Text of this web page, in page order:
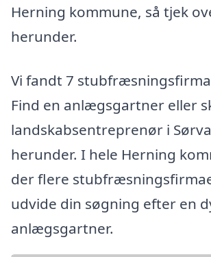
Herning kommune, så tjek
herunder.
Vi fandt 7
Find en anlægsgartner eller
landskabsentreprenør i
herunder. I hele Herning
der flere
udvide din søgning efter en
anlægsgartner.